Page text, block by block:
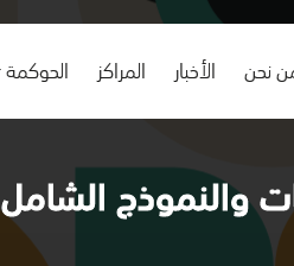
نحن الأخبار المراكز الحوكمة
والنموذج الشامل